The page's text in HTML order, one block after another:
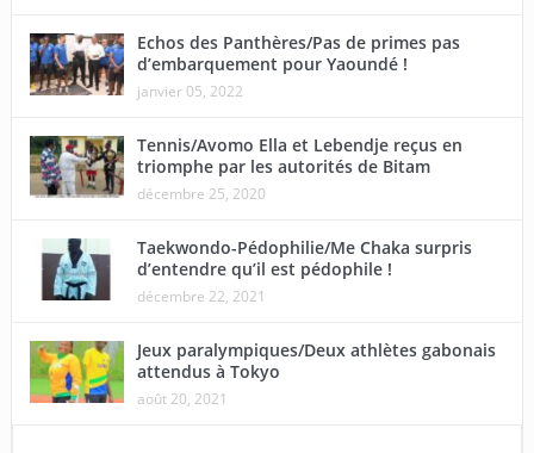
Echos des Panthères/Pas de primes pas
d’embarquement pour Yaoundé !
janvier 05, 2022
Tennis/Avomo Ella et Lebendje reçus en
triomphe par les autorités de Bitam
décembre 25, 2020
Taekwondo-Pédophilie/Me Chaka surpris
d’entendre qu’il est pédophile !
décembre 22, 2021
Jeux paralympiques/Deux athlètes gabonais
attendus à Tokyo
août 20, 2021